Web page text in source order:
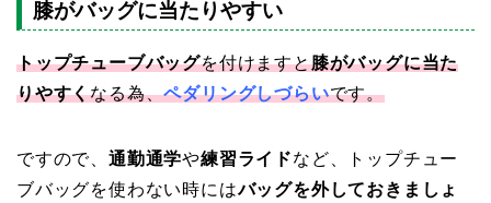
膝がバッグに当たりやすい
トップチューブバッグを付けますと膝がバッグに当た
りやすくなる為、ペダリングしづらいです。
ですので、 通勤通学や練習ライドなど、トップチュー
ブバッグを使わない時にはバッグを外しておきましょ